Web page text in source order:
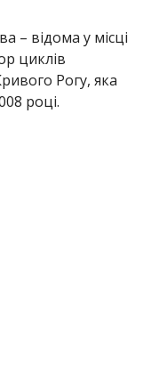
– відома у місці
циклів
Рогу, яка
році.